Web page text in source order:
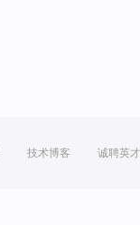
技术博客 诚聘英才